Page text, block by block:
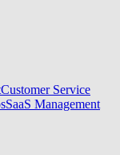
Customer Service
SaaS Management